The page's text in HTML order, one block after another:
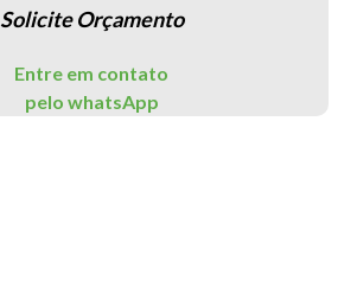
Solicite Orçamento
Entre em contato
pelo whatsApp